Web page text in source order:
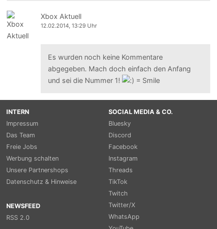
Xbox Aktuell
12.02.2014, 13:29 Uhr
Es wurden noch keine Kommentare
abgegeben. Mach doch einfach den Anfang
und sei die Nummer 1!
INTERN
Impressum
Das Team
Freie Jobs
Werbung schalten
Unsere Partnershops
Datenschutz & Hinweise
NEWSFEED
RSS 2.0
SOCIAL MEDIA & CO.
Bluesky
Discord
Facebook
Instagram
Threads
TikTok
Twitch
Twitter/X
WhatsApp